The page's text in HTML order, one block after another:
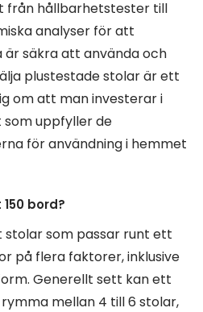
från hållbarhetstester till
analyser för att
säkra att använda och
plustestade stolar är ett
om att man investerar i
uppfyller de
för användning i hemmet
bord?
som passar runt ett
på flera faktorer, inklusive
Generellt sett kan ett
mellan 4 till 6 stolar,